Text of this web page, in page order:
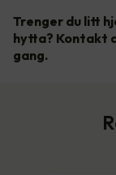
Trenger du litt
hytta? Kontakt
gang.